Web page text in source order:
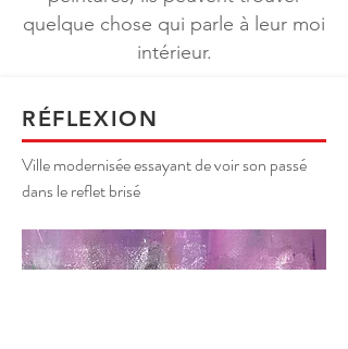
RÉFLEXION
Ville modernisée essayant de voir son passé
dans le reflet brisé
quelque chose qui parle à leur moi
intérieur.